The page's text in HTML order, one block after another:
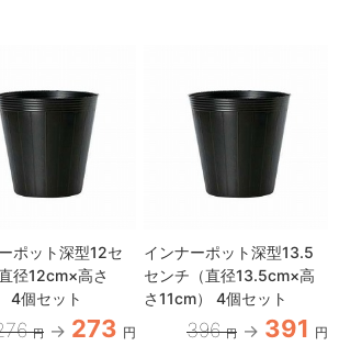
ポット深型12セ
径12cm×高さ
4個セット
円 273 円
インナーポット深型13.5
センチ（直径13.5cm×高
さ11cm） 4個セット
396 円 391 円